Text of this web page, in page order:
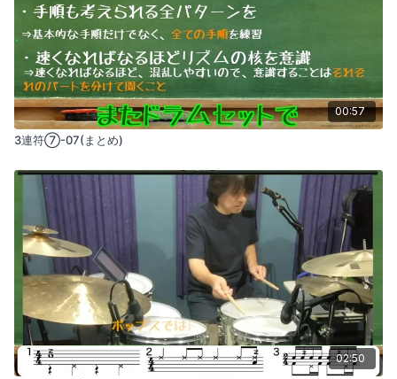
00:57
3連符⑦-07(まとめ)
02:50